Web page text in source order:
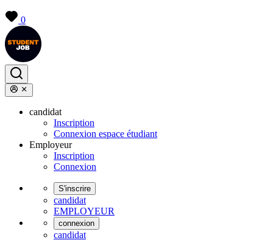
0
candidat
Inscription
Connexion espace étudiant
Employeur
Inscription
Connexion
S'inscrire
candidat
EMPLOYEUR
connexion
candidat